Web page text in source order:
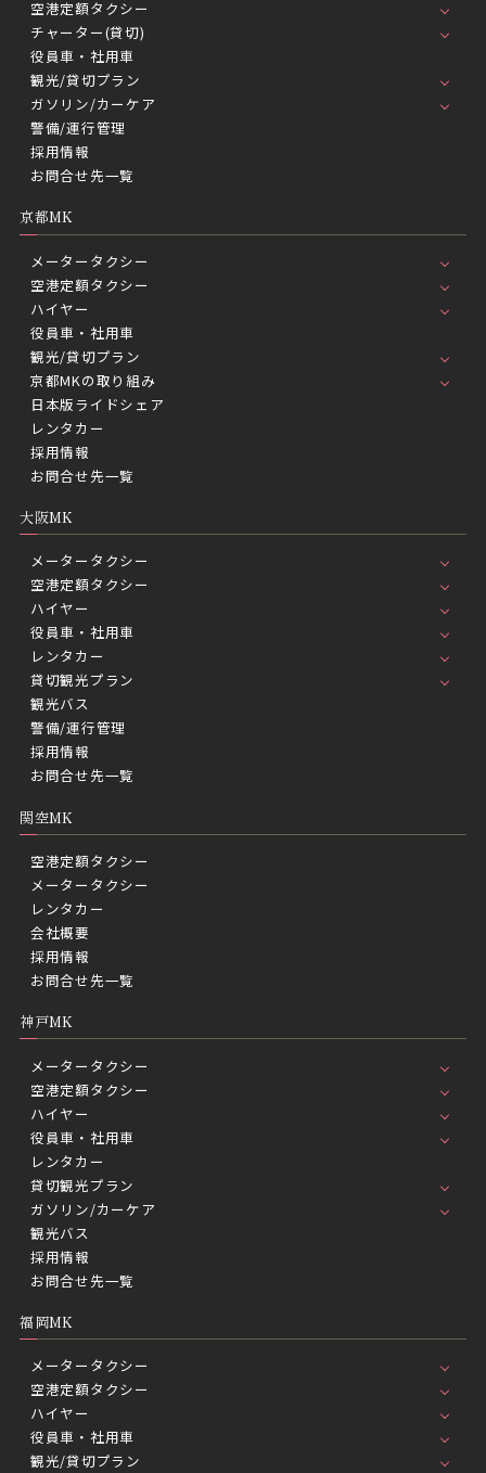
空港定額タクシー
チャーター(貸切)
役員車・社用車
観光/貸切プラン
ガソリン/カーケア
警備/運行管理
採用情報
お問合せ先一覧
京都MK
メータータクシー
空港定額タクシー
ハイヤー
役員車・社用車
観光/貸切プラン
京都MKの取り組み
日本版ライドシェア
レンタカー
採用情報
お問合せ先一覧
大阪MK
メータータクシー
空港定額タクシー
ハイヤー
役員車・社用車
レンタカー
貸切観光プラン
観光バス
警備/運行管理
採用情報
お問合せ先一覧
関空MK
空港定額タクシー
メータータクシー
レンタカー
会社概要
採用情報
お問合せ先一覧
神戸MK
メータータクシー
空港定額タクシー
ハイヤー
役員車・社用車
レンタカー
貸切観光プラン
ガソリン/カーケア
観光バス
採用情報
お問合せ先一覧
福岡MK
メータータクシー
空港定額タクシー
ハイヤー
役員車・社用車
観光/貸切プラン